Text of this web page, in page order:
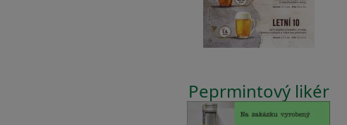
Peprmintový likér